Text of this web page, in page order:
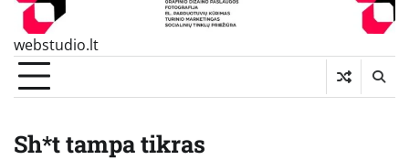
webstudio.lt
Sh*t tampa tikras